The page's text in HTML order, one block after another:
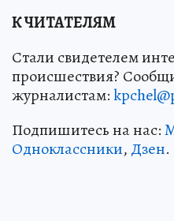
К ЧИТАТЕЛЯМ
Стали свидетелем
происшествия?
журналистам:
Подпишитесь на нас:
Одноклассники, Дзен.